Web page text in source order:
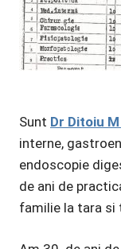
Sunt Dr Ditoiu
interne,
endoscopie
de ani de
familie la tara si